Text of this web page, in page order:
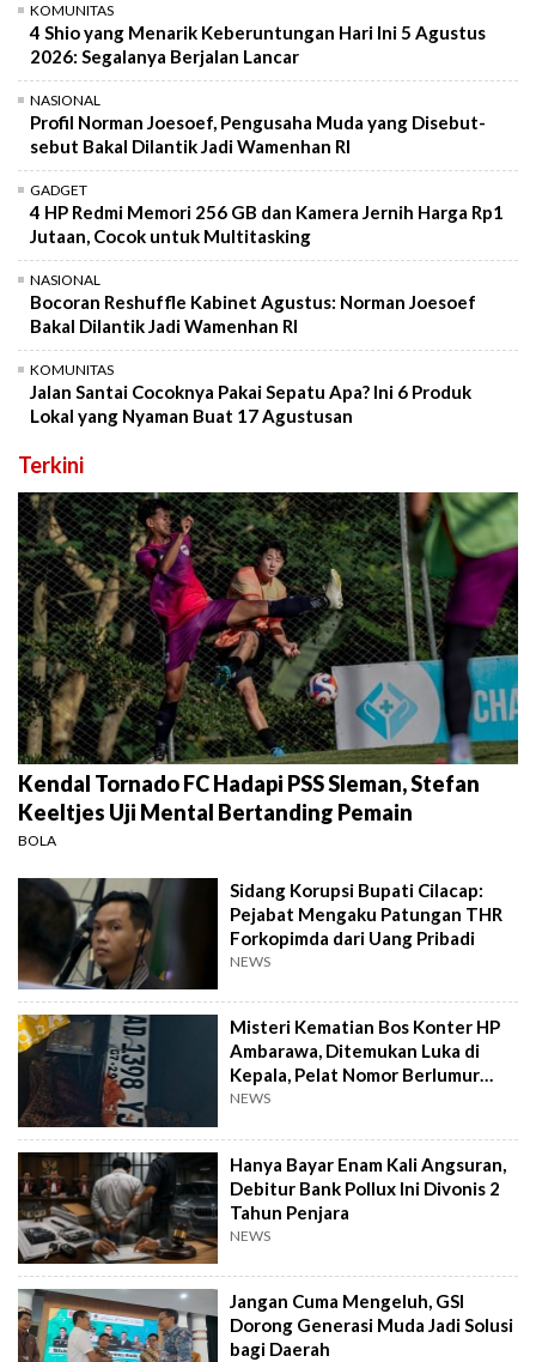
KOMUNITAS
4 Shio yang Menarik Keberuntungan Hari Ini 5 Agustus
2026: Segalanya Berjalan Lancar
NASIONAL
Profil Norman Joesoef, Pengusaha Muda yang Disebut-
sebut Bakal Dilantik Jadi Wamenhan RI
GADGET
4 HP Redmi Memori 256 GB dan Kamera Jernih Harga Rp1
Jutaan, Cocok untuk Multitasking
NASIONAL
Bocoran Reshuffle Kabinet Agustus: Norman Joesoef
Bakal Dilantik Jadi Wamenhan RI
KOMUNITAS
Jalan Santai Cocoknya Pakai Sepatu Apa? Ini 6 Produk
Lokal yang Nyaman Buat 17 Agustusan
Terkini
Kendal Tornado FC Hadapi PSS Sleman, Stefan
Keeltjes Uji Mental Bertanding Pemain
BOLA
Sidang Korupsi Bupati Cilacap:
Pejabat Mengaku Patungan THR
Forkopimda dari Uang Pribadi
NEWS
Misteri Kematian Bos Konter HP
Ambarawa, Ditemukan Luka di
Kepala, Pelat Nomor Berlumur
Darah
NEWS
Hanya Bayar Enam Kali Angsuran,
Debitur Bank Pollux Ini Divonis 2
Tahun Penjara
NEWS
Jangan Cuma Mengeluh, GSI
Dorong Generasi Muda Jadi Solusi
bagi Daerah